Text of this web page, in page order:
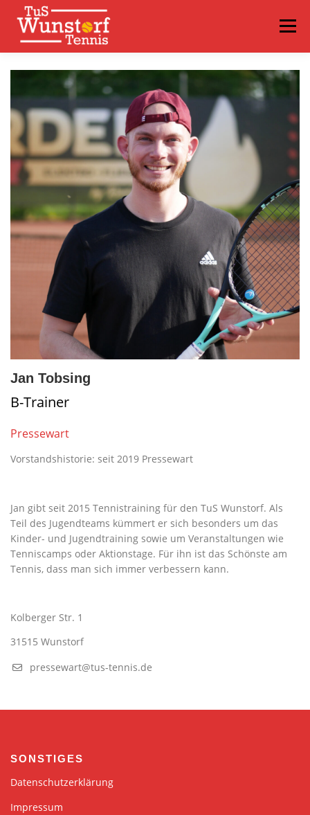
Menü
SPIELBETRIEB
TERMINE VIDEOS FAQS LOGIN
Jan Tobsing
B-Trainer
Pressewart
Vorstandshistorie: seit 2019 Pressewart
Jan gibt seit 2015 Tennistraining für den TuS Wunstorf. Als
Teil des Jugendteams kümmert er sich besonders um das
Kinder- und Jugendtraining sowie um Veranstaltungen wie
Tenniscamps oder Aktionstage. Für ihn ist das Schönste am
Tennis, dass man sich immer verbessern kann.
Kolberger Str. 1
31515 Wunstorf
pressewart@tus-tennis.de
SONSTIGES
Datenschutzerklärung
Impressum